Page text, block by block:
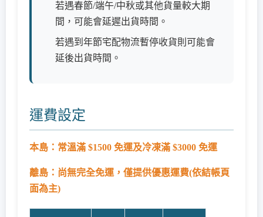
若遇春節/端午/中秋或其他貨量較大期
間，可能會延遲出貨時間。
若遇到年節宅配物流暫停收貨則可能會
延後出貨時間。
運費設定
本島：常溫滿 $1500 免運及冷凍滿 $3000 免運
離島：尚無完全免運，僅提供優惠運費(依結帳頁
面為主)